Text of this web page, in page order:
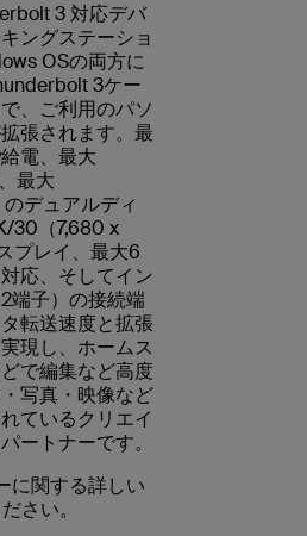
3 対応デバ
ングステーショ
OSの両方に
3ケー
、ご利用のパソ
張されます。最
電、最大
最大
デュアルディ
30（7,680 x
プレイ、最大6
応、そしてイン
端子）の接続端
転送速度と拡張
現し、ホームス
で編集など高度
写真・映像など
ているクリエイ
ートナーです。
に関する詳しい
さい。